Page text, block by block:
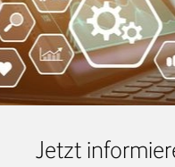
Jetzt